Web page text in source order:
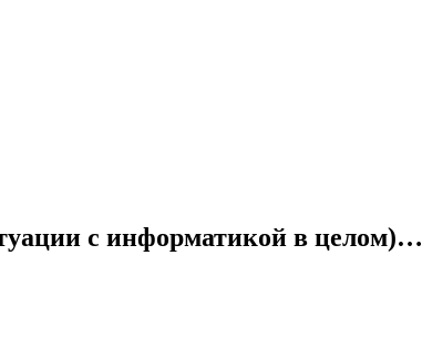
с информатикой в целом)…